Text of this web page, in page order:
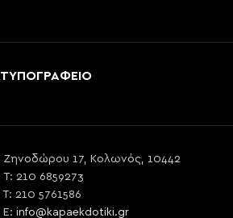
ΤΥΠΟΓΡΑΦΕΙΟ
Ζηνοδώρου 17, Κολωνός, 10442
T: 210 6859273
T: 210 5761586
E: info@kapaekdotiki.gr